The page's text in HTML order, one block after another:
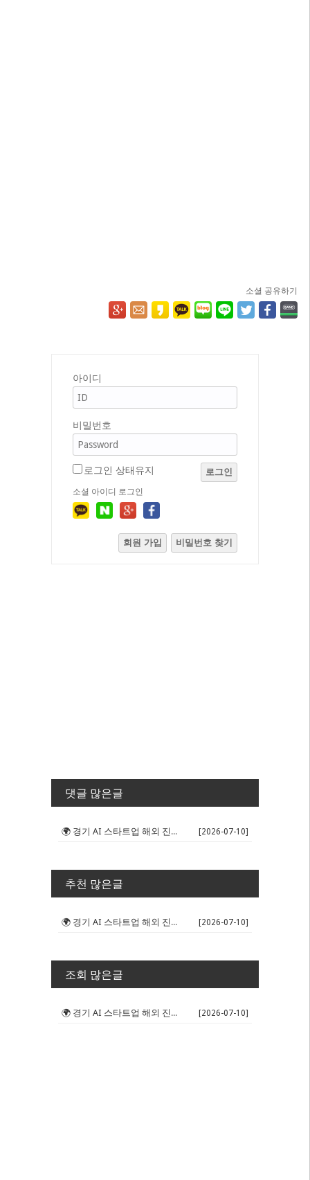
소셜 공유하기
아이디
비밀번호
로그인 상태유지 로그인
소셜 아이디 로그인
회원 가입 비밀번호 찾기
댓글 많은글
🌍 경기 AI 스타트업 해외 진출 판... [2026-07-10]
추천 많은글
🌍 경기 AI 스타트업 해외 진출 판... [2026-07-10]
조회 많은글
🌍 경기 AI 스타트업 해외 진출 판... [2026-07-10]